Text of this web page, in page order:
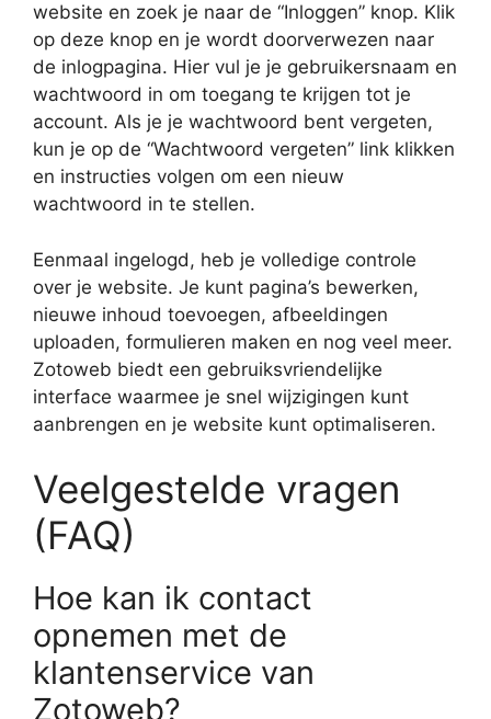
website en zoek je naar de “Inloggen” knop. Klik
op deze knop en je wordt doorverwezen naar
de inlogpagina. Hier vul je je gebruikersnaam en
wachtwoord in om toegang te krijgen tot je
account. Als je je wachtwoord bent vergeten,
kun je op de “Wachtwoord vergeten” link klikken
en instructies volgen om een nieuw
wachtwoord in te stellen.
Eenmaal ingelogd, heb je volledige controle
over je website. Je kunt pagina’s bewerken,
nieuwe inhoud toevoegen, afbeeldingen
uploaden, formulieren maken en nog veel meer.
Zotoweb biedt een gebruiksvriendelijke
interface waarmee je snel wijzigingen kunt
aanbrengen en je website kunt optimaliseren.
Veelgestelde vragen
(FAQ)
Hoe kan ik contact
opnemen met de
klantenservice van
Zotoweb?